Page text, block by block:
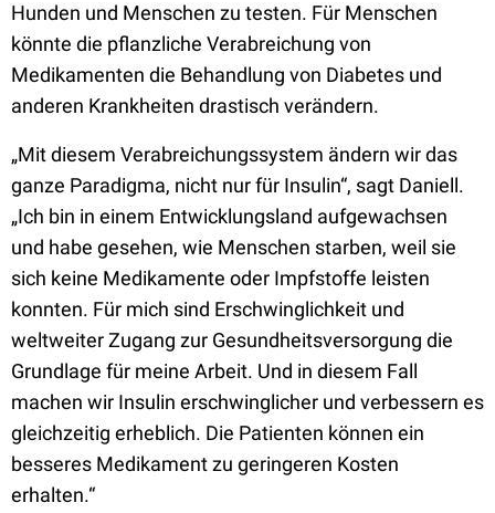
Hunden und Menschen zu testen. Für Menschen
könnte die pflanzliche Verabreichung von
Medikamenten die Behandlung von Diabetes und
anderen Krankheiten drastisch verändern.
„Mit diesem Verabreichungssystem ändern wir das
ganze Paradigma, nicht nur für Insulin“, sagt Daniell.
„Ich bin in einem Entwicklungsland aufgewachsen
und habe gesehen, wie Menschen starben, weil sie
sich keine Medikamente oder Impfstoffe leisten
konnten. Für mich sind Erschwinglichkeit und
weltweiter Zugang zur Gesundheitsversorgung die
Grundlage für meine Arbeit. Und in diesem Fall
machen wir Insulin erschwinglicher und verbessern es
gleichzeitig erheblich. Die Patienten können ein
besseres Medikament zu geringeren Kosten
erhalten.“